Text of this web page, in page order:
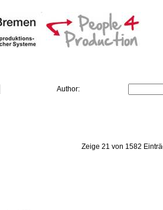
Author:
Zeige 21 von 1582